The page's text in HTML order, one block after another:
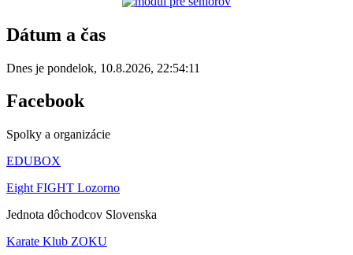
Dátum a čas
Dnes je pondelok, 10.8.2026, 22:54:11
Facebook
Spolky a organizácie
EDUBOX
Eight FIGHT Lozorno
Jednota dôchodcov Slovenska
Karate Klub ZOKU